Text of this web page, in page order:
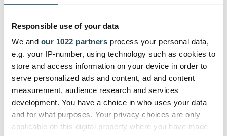
Responsible use of your data
We and our 1022 partners process your personal data,
e.g. your IP-number, using technology such as cookies to
store and access information on your device in order to
serve personalized ads and content, ad and content
measurement, audience research and services
development. You have a choice in who uses your data
and for what purposes. Your privacy choices are only
applicable on this digital property where you have made